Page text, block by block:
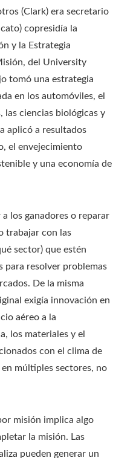
(Clark) era secretario
copresidía la
y la Estrategia
del University
tomó una estrategia
en los automóviles, el
las ciencias biológicas y
aplicó a resultados
el envejecimiento
y una economía de
a los ganadores o reparar
trabajar con las
sector) que estén
para resolver problemas
De la misma
exigía innovación en
aéreo a la
los materiales y el
con el clima de
múltiples sectores, no
misión implica algo
la misión. Las
pueden generar un